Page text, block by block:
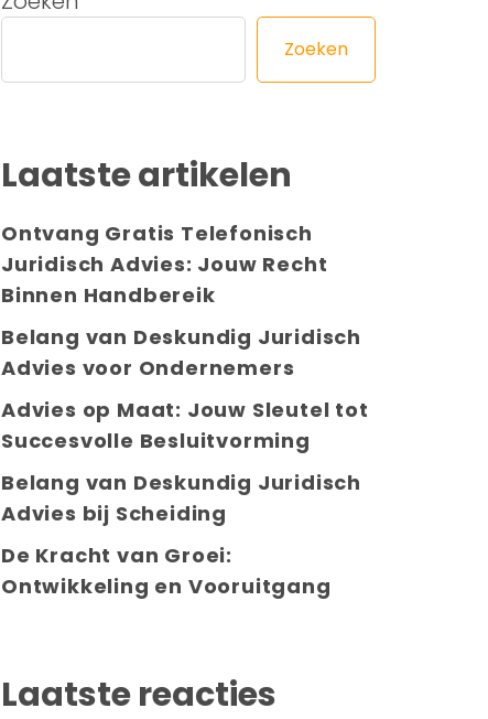
Zoeken
Laatste artikelen
Ontvang Gratis Telefonisch
Juridisch Advies: Jouw Recht
Binnen Handbereik
Belang van Deskundig Juridisch
Advies voor Ondernemers
Advies op Maat: Jouw Sleutel tot
Succesvolle Besluitvorming
Belang van Deskundig Juridisch
Advies bij Scheiding
De Kracht van Groei:
Ontwikkeling en Vooruitgang
Laatste reacties